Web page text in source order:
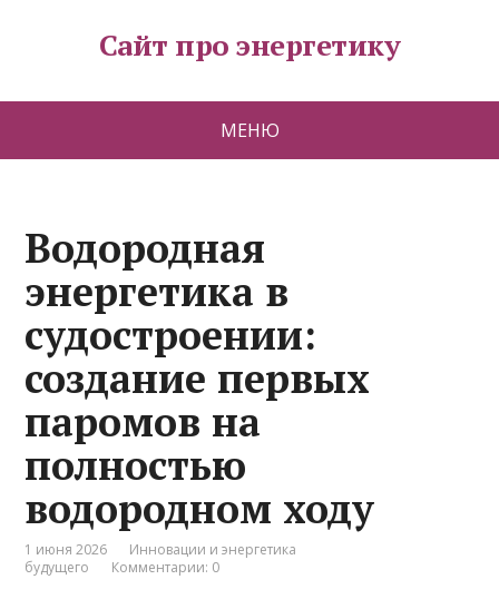
Сайт про энергетику
МЕНЮ
Водородная
энергетика в
судостроении:
создание первых
паромов на
полностью
водородном ходу
1 июня 2026
Инновации и энергетика
будущего
Комментарии: 0